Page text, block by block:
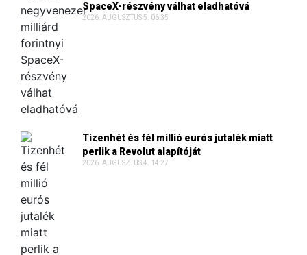
SpaceX-részvény válhat eladhatóvá
2026. AUGUSZTUS 5. 06:35
Tizenhét és fél millió eurós jutalék miatt
perlik a Revolut alapítóját
2026. AUGUSZTUS 4. 14:27